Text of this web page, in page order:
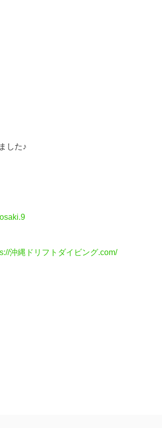
した♪
沖縄ドリフトダイビング.com/